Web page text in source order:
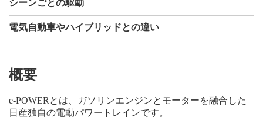
電気自動車やハイブリッドとの違い
概要
e-POWERとは、ガソリンエンジンとモーターを融合した
日産独自の電動パワートレインです。